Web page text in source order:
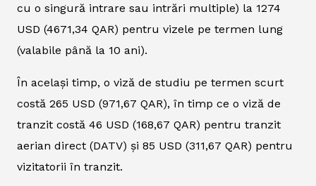
cu o singură intrare sau intrări multiple) la 1274
USD (4671,34 QAR) pentru vizele pe termen lung
(valabile până la 10 ani).
În același timp, o viză de studiu pe termen scurt
costă 265 USD (971,67 QAR), în timp ce o viză de
tranzit costă 46 USD (168,67 QAR) pentru tranzit
aerian direct (DATV) și 85 USD (311,67 QAR) pentru
vizitatorii în tranzit.